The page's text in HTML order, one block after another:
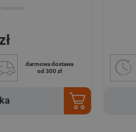
darmowa dostawa
od 300 zł